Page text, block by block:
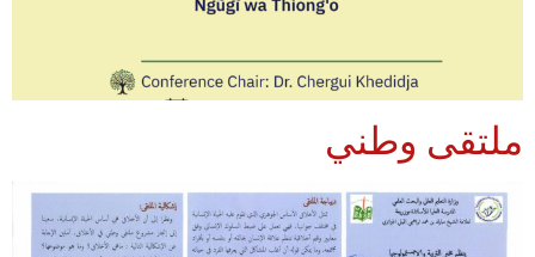
ملتقى وطني